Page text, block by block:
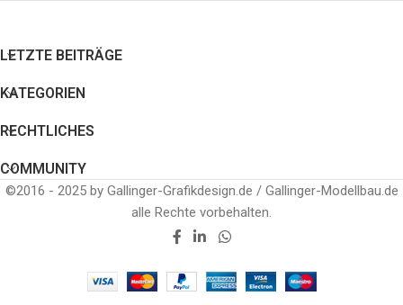
LETZTE BEITRÄGE
KATEGORIEN
RECHTLICHES
COMMUNITY
©2016 - 2025 by Gallinger-Grafikdesign.de / Gallinger-Modellbau.de
alle Rechte vorbehalten.